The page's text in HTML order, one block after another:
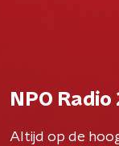
NPO
Altijd op de